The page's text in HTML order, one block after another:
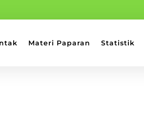
Materi Paparan Statistik